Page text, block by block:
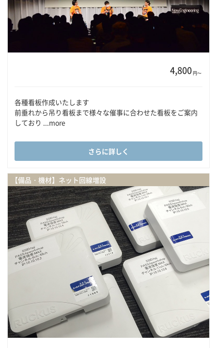
4,800円〜
各種看板作成いたします
前垂れから吊り看板まで様々な催事に合わせた看板をご案内
しており ...more
さらに詳しく
【備品・機材】ネット回線増設